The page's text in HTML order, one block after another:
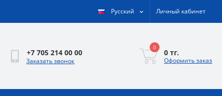
Русский Личный кабинет
+7 705 214 00 00
Заказать звонок
0
0 тг.
Оформить заказ